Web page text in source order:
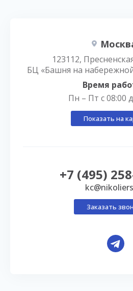
123112,
БЦ «Башня на
Время
Пн – Пт с 08:00
Показать на
+7 (495)
Заказать